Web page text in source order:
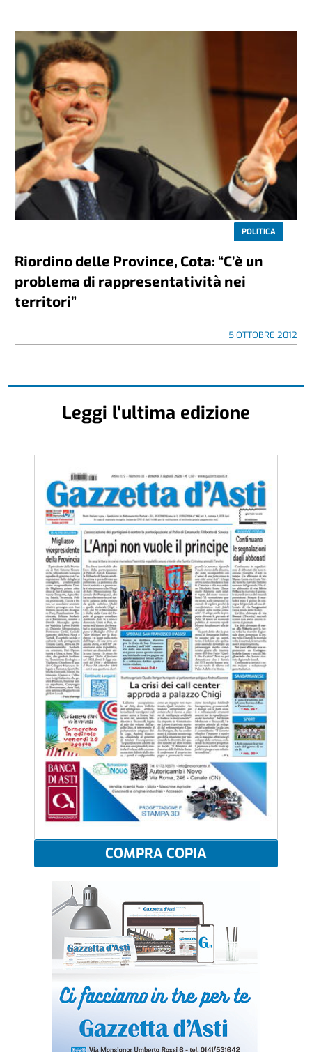
POLITICA
Riordino delle Province, Cota: “C’è un
problema di rappresentatività nei
territori”
5 OTTOBRE 2012
Leggi l'ultima edizione
COMPRA COPIA